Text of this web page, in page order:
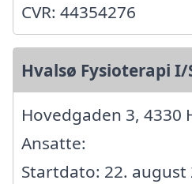
CVR: 44354276
Hvalsø Fysioterapi I/
Hovedgaden 3, 4330
Ansatte:
Startdato: 22. august